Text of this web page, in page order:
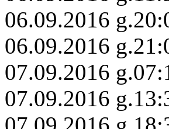
06.09.2016
06.09.2016
07.09.2016
07.09.2016